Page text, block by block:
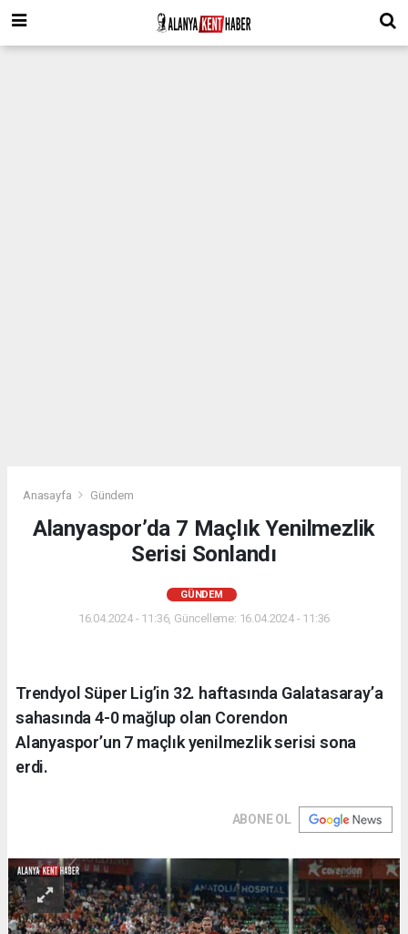
Anasayfa Gündem
Alanyaspor’da 7 Maçlık Yenilmezlik
Serisi Sonlandı
GÜNDEM
16.04.2024 - 11:36, Güncelleme: 16.04.2024 - 11:36
Trendyol Süper Lig’in 32. haftasında Galatasaray’a
sahasında 4-0 mağlup olan Corendon
Alanyaspor’un 7 maçlık yenilmezlik serisi sona
erdi.
ABONE OL